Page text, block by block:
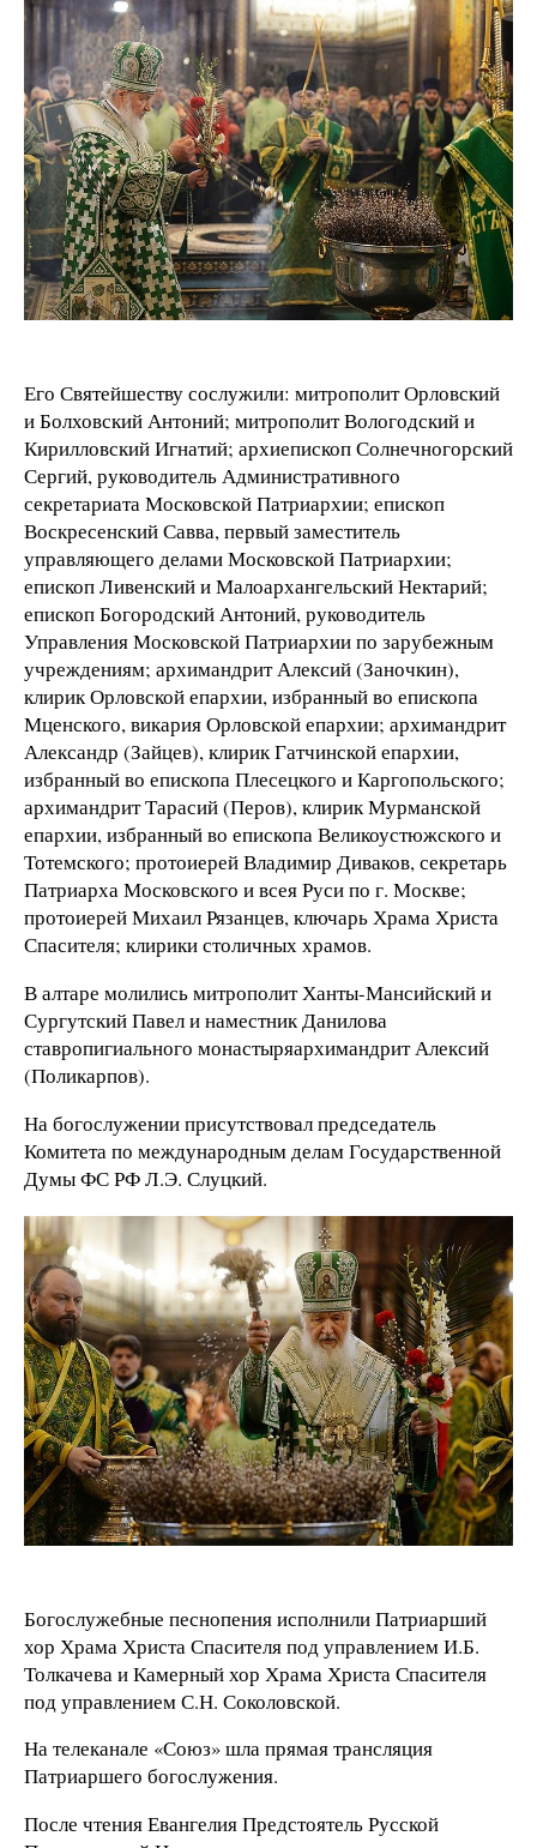
Его Святейшеству сослужили: митрополит Орловский
и Болховский Антоний; митрополит Вологодский и
Кирилловский Игнатий; архиепископ Солнечногорский
Сергий, руководитель Административного
секретариата Московской Патриархии; епископ
Воскресенский Савва, первый заместитель
управляющего делами Московской Патриархии;
епископ Ливенский и Малоархангельский Нектарий;
епископ Богородский Антоний, руководитель
Управления Московской Патриархии по зарубежным
учреждениям; архимандрит Алексий (Заночкин),
клирик Орловской епархии, избранный во епископа
Мценского, викария Орловской епархии; архимандрит
Александр (Зайцев), клирик Гатчинской епархии,
избранный во епископа Плесецкого и Каргопольского;
архимандрит Тарасий (Перов), клирик Мурманской
епархии, избранный во епископа Великоустюжского и
Тотемского; протоиерей Владимир Диваков, секретарь
Патриарха Московского и всея Руси по г. Москве;
протоиерей Михаил Рязанцев, ключарь Храма Христа
Спасителя; клирики столичных храмов.
В алтаре молились митрополит Ханты-Мансийский и
Сургутский Павел и наместник Данилова
ставропигиального монастыряархимандрит Алексий
(Поликарпов).
На богослужении присутствовал председатель
Комитета по международным делам Государственной
Думы ФС РФ Л.Э. Слуцкий.
Богослужебные песнопения исполнили Патриарший
хор Храма Христа Спасителя под управлением И.Б.
Толкачева и Камерный хор Храма Христа Спасителя
под управлением С.Н. Соколовской.
На телеканале «Союз» шла прямая трансляция
Патриаршего богослужения.
После чтения Евангелия Предстоятель Русской